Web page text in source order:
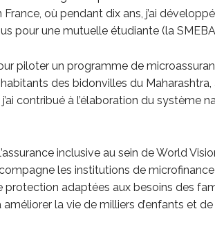
où pendant dix ans, j’ai
pour une mutuelle étudiante (la
piloter un programme de
des bidonvilles du
contribué à l’élaboration du système
inclusive au sein de World
les institutions de
protection adaptées aux besoins des
la vie de milliers d’enfants et